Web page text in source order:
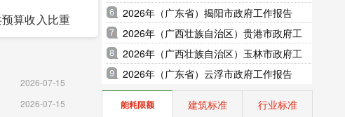
算收入比重
年提高0.7
新技术产业
业网上商品
2026-07-15
2026-07-15
2026年（广东省）揭阳市政府工作报告
2026年（广西壮族自治区）贵港市政府工
作报告
2026年（广西壮族自治区）玉林市政府工
作报告
2026年（广东省）云浮市政府工作报告
能耗限额 建筑标准
行业标准